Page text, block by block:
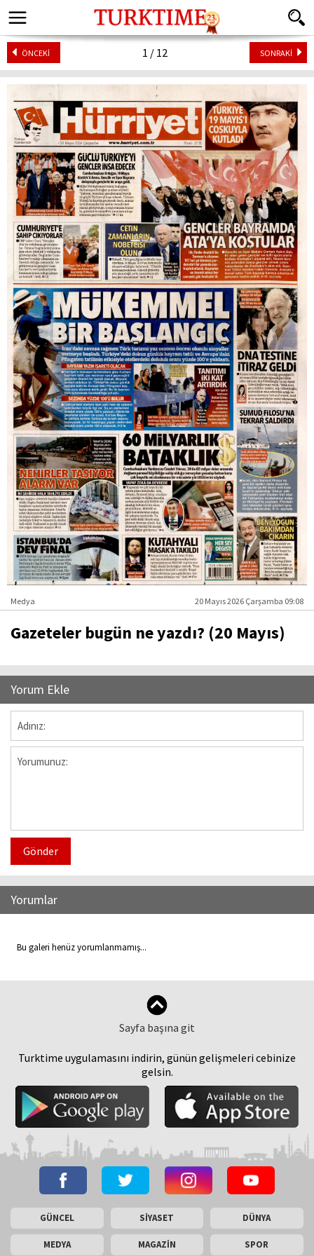
ÖNCEKİ SONRAKİ
1 / 12
Medya 20 Mayıs 2026 Çarşamba 09:08
Gazeteler bugün ne yazdı? (20 Mayıs)
Yorum Ekle
Gönder
Yorumlar
Bu galeri henüz yorumlanmamış...
Sayfa başına git
Turktime uygulamasını indirin, günün gelişmeleri cebinize
gelsin.
GÜNCEL SİYASET DÜNYA
MEDYA MAGAZİN SPOR